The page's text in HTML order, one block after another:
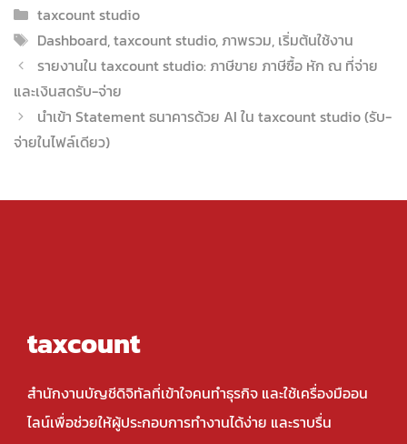
Categories
taxcount studio
Tags
Dashboard,taxcount studio,ภาพรวม, เริ่มต้นใช้งาน
รายงานใน taxcount studio: ภาษีขาย ภาษีซื้อ หัก ณ ที่จ่าย
และเงินสดรับ-จ่าย
นำเข้า Statement ธนาคารด้วย AI ใน taxcount studio (รับ-
จ่ายในไฟล์เดียว)
taxcount
สำนักงานบัญชีดิจิทัลที่เข้าใจคนทำธุรกิจ และใช้เครื่องมืออน
ไลน์เพื่อช่วยให้ผู้ประกอบการทำงานได้ง่าย และราบรื่น